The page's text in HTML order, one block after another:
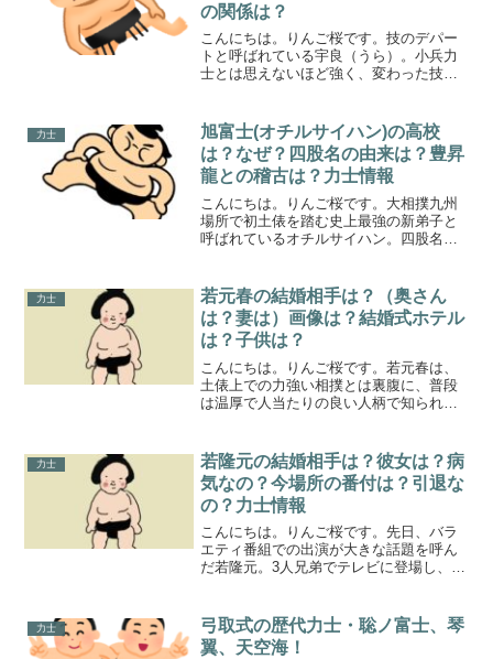
の関係は？
こんにちは。りんご桜です。技のデパー
トと呼ばれている宇良（うら）。小兵力
士とは思えないほど強く、変わった技を
いと思います。大学時代、相撲に出会っ
たきっかけや小学校、中学...
力士
旭富士(オチルサイハン)の高校
は？なぜ？四股名の由来は？豊昇
龍との稽古は？力士情報
こんにちは。りんご桜です。大相撲九州
場所で初土俵を踏む史上最強の新弟子と
呼ばれているオチルサイハン。四股名も
かで聞いたことがあると思う方もいらっ
しゃるかもしれません。一...
力士
若元春の結婚相手は？（奥さん
は？妻は）画像は？結婚式ホテル
は？子供は？
こんにちは。りんご桜です。若元春は、
土俵上での力強い相撲とは裏腹に、普段
は温厚で人当たりの良い人柄で知られて
を切りました。奥さんのこともきになり
ますね。今回は、 若元春...
力士
若隆元の結婚相手は？彼女は？病
気なの？今場所の番付は？引退な
の？力士情報
こんにちは。りんご桜です。先日、バラ
エティ番組での出演が大きな話題を呼ん
だ若隆元。3人兄弟でテレビに登場し、普
ある若元春、三男である若隆景と共に
「大波三兄弟」の長男とし...
力士
弓取式の歴代力士・聡ノ富士、琴
翼、天空海！